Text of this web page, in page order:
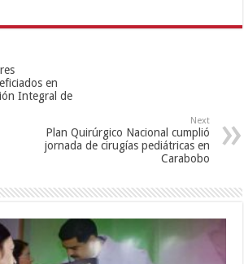
en
Integral de
Next
Plan Quirúrgico Nacional cumplió
jornada de cirugías pediátricas en
Carabobo